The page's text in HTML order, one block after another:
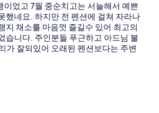
었고 7월 중순치고는 서늘해서 예쁜
했네요. 하지만 전 펜션에 걸쳐 자라나
지 채소를 마음껏 즐길수 있어 최고의
습니다. 주인분들 푸근하고 아드님 불
가 잘되있어 오래된 펜션보다는 주변